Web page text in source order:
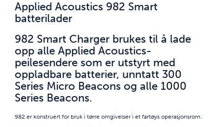
Applied Acoustics 982 Smart
batterilader
982 Smart Charger brukes til å lade
opp alle Applied Acoustics-
peilesendere som er utstyrt med
oppladbare batterier, unntatt 300
Series Micro Beacons og alle 1000
Series Beacons.
982 er konstruert for bruk i tørre omgivelser i et fartøys operasjonsrom.